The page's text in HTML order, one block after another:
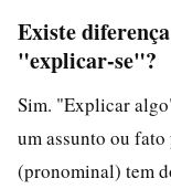
Existe
"explicar-se"?
Sim. "Explicar
um assunto ou
(pronominal) tem